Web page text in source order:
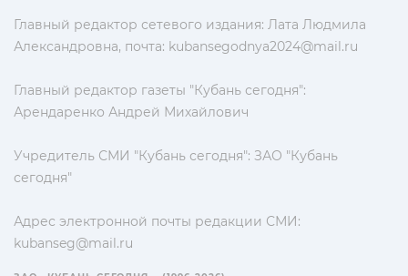
Главный редактор сетевого издания: Лата Людмила
Александровна, почта: kubansegodnya2024@mail.ru
Главный редактор газеты "Кубань сегодня":
Арендаренко Андрей Михайлович
Учредитель СМИ "Кубань сегодня": ЗАО "Кубань
сегодня"
Адрес электронной почты редакции СМИ:
kubanseg@mail.ru